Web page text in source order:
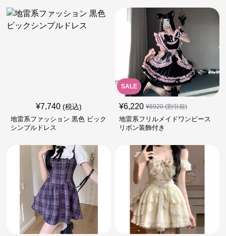
¥7,740 (税込)
地雷系ファッション 黒色 ビック
シンプルドレス
SALE
¥6,220 ¥6920(割引前)
地雷系フリルメイドワンピース
リボン装飾付き